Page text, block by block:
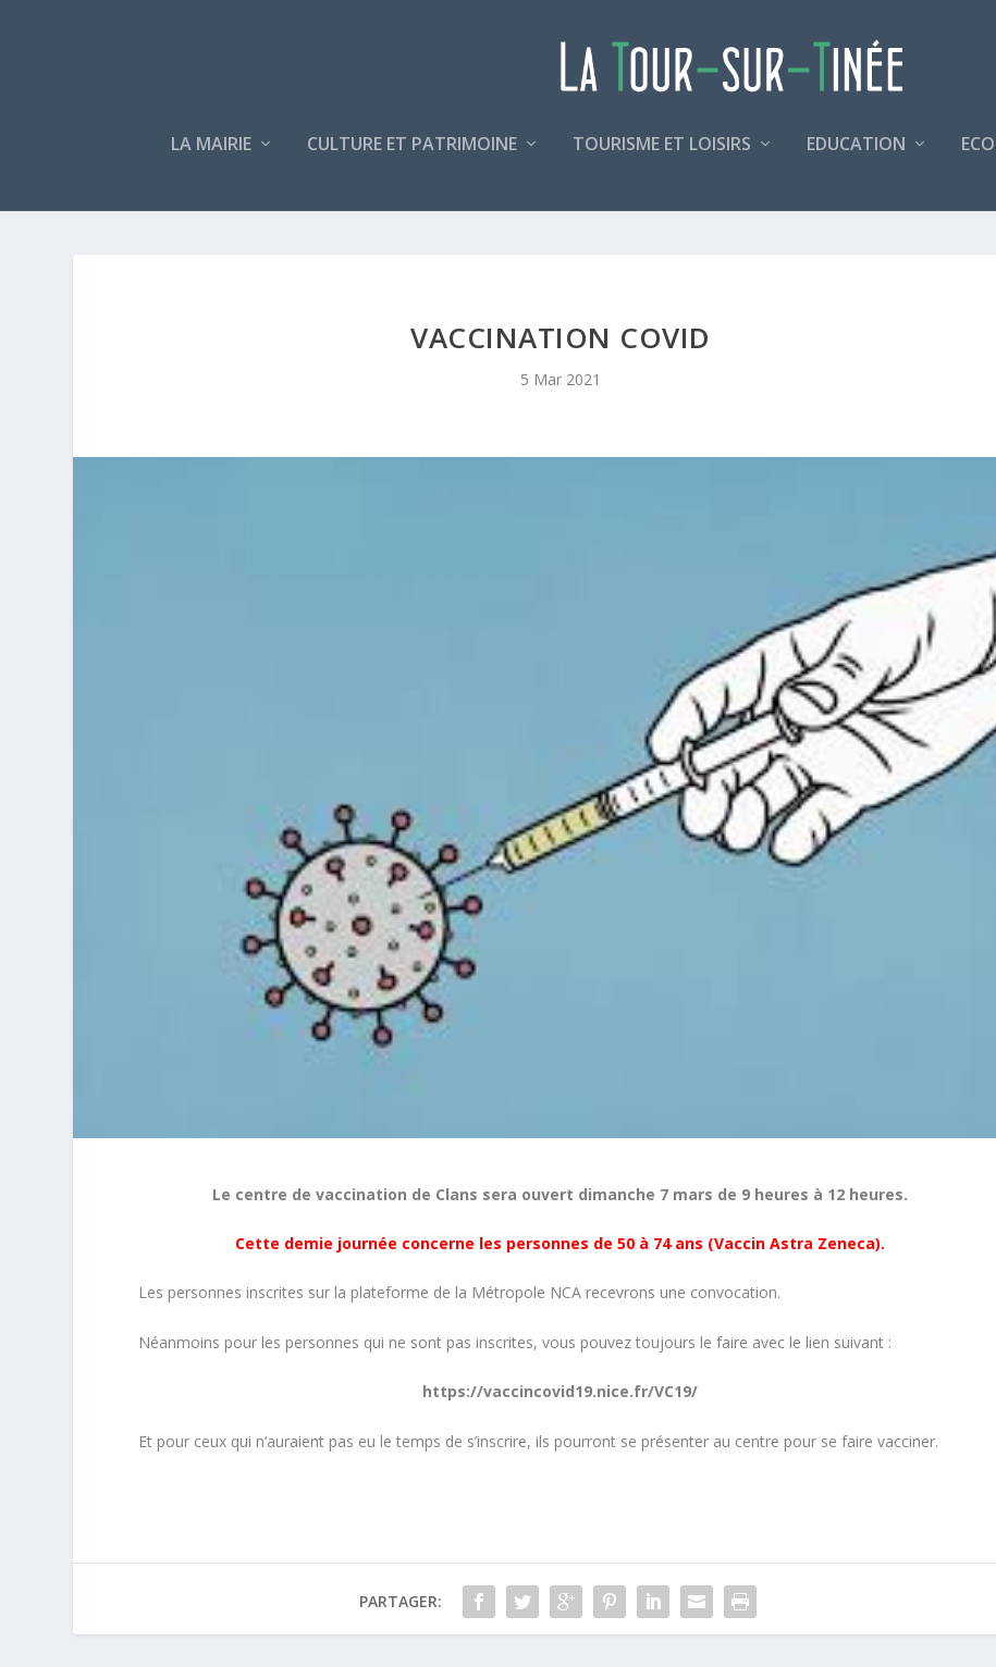
LA MAIRIE CULTURE ET PATRIMOINE TOURISME ET LOISIRS EDUCATION
VACCINATION COVID
5 Mar 2021
Le centre de vaccination de Clans sera ouvert dimanche 7 mars de 9 heures à 12 heures.
Cette demie journée concerne les personnes de 50 à 74 ans (Vaccin Astra Zeneca).
Les personnes inscrites sur la plateforme de la Métropole NCA recevrons une convocation.
Néanmoins pour les personnes qui ne sont pas inscrites, vous pouvez toujours le faire avec le lien suivant :
https://vaccincovid19.nice.fr/VC19/
Et pour ceux qui n’auraient pas eu le temps de s’inscrire, ils pourront se présenter au centre pour se faire vacciner.
PARTAGER: